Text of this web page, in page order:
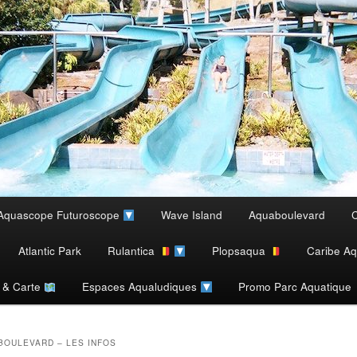
Futuroscope Wave Island Aquaboulevard
Atlantic Park Rulantica Plopsaqua Caribe
Carte Espaces Aqualudiques Promo Parc Aquatique
– LES INFOS